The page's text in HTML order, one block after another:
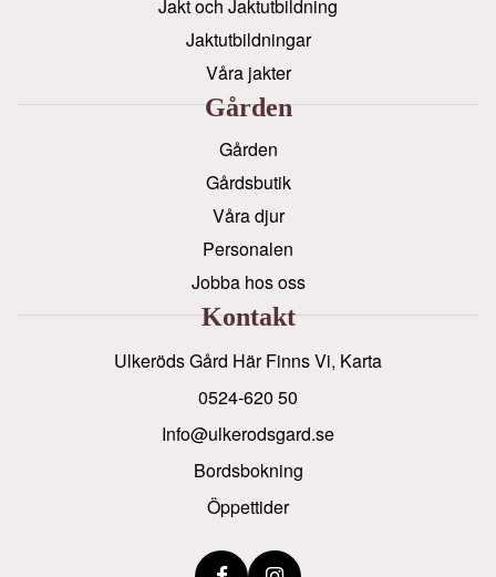
Jakt och Jaktutbildning
Jaktutbildningar
Våra jakter
Gården
Gården
Gårdsbutik
Våra djur
Personalen
Jobba hos oss
Kontakt
Ulkeröds Gård Här Finns Vi, Karta
0524-620 50
info@ulkerodsgard.se
Bordsbokning
Öppettider